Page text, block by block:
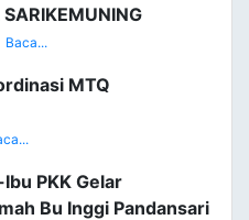
Baca...
MTQ
PKK Gelar
Bu Inggi Pandansari